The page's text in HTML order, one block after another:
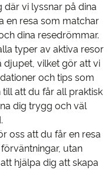
vi lyssnar på dina
en resa som matchar
dina resedrömmar.
typer av aktiva resor
djupet, vilket gör att vi
och tips som
till att du får all praktisk
dig trygg och väl
oss att du får en resa
utan
hjälpa dig att skapa